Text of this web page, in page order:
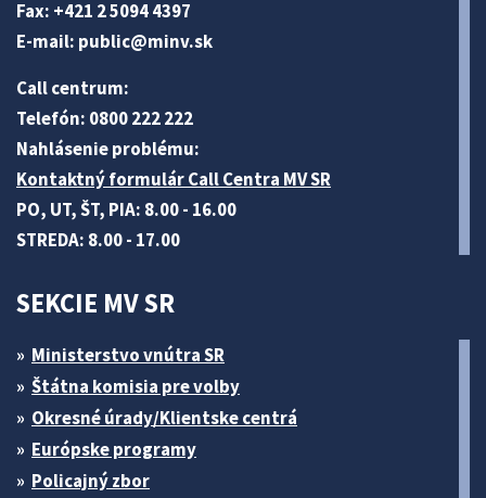
Fax: +421 2 5094 4397
E-mail: public@minv.sk
Call centrum:
Telefón: 0800 222 222
Nahlásenie problému:
Kontaktný formulár Call Centra MV SR
PO, UT, ŠT, PIA: 8.00 - 16.00
STREDA: 8.00 - 17.00
SEKCIE MV SR
Ministerstvo vnútra SR
Štátna komisia pre volby
Okresné úrady/Klientske centrá
Európske programy
Policajný zbor